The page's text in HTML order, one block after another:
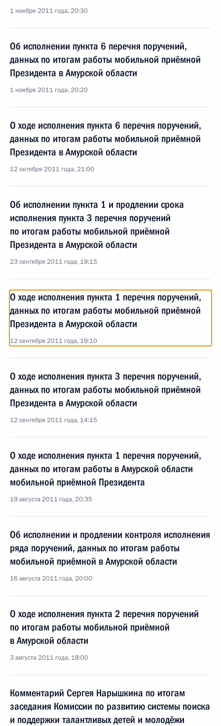
1 ноября 2011 года, 20:30
Об исполнении пункта 6 перечня поручений,
данных по итогам работы мобильной приёмной
Президента в Амурской области
1 ноября 2011 года, 20:20
О ходе исполнения пункта 6 перечня поручений,
данных по итогам работы мобильной приёмной
Президента в Амурской области
12 октября 2011 года, 21:00
Об исполнении пункта 1 и продлении срока
исполнения пункта 3 перечня поручений
по итогам работы мобильной приёмной
Президента в Амурской области
23 сентября 2011 года, 19:15
О ходе исполнения пункта 1 перечня поручений,
данных по итогам работы мобильной приёмной
Президента в Амурской области
12 сентября 2011 года, 19:10
О ходе исполнения пункта 3 перечня поручений,
данных по итогам работы мобильной приёмной
Президента в Амурской области
12 сентября 2011 года, 14:15
О ходе исполнения пункта 1 перечня поручений,
данных по итогам работы в Амурской области
мобильной приёмной Президента
19 августа 2011 года, 20:35
Об исполнении и продлении контроля исполнения
ряда поручений, данных по итогам работы
мобильной приёмной в Амурской области
16 августа 2011 года, 20:00
О ходе исполнения пункта 2 перечня поручений
по итогам работы мобильной приёмной
в Амурской области
3 августа 2011 года, 18:00
Комментарий Сергея Нарышкина по итогам
заседания Комиссии по развитию системы поиска
и поддержки талантливых детей и молодёжи